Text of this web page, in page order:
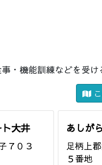
・機能訓練などを受け
大井
７０３
あしが
足柄上
５番地